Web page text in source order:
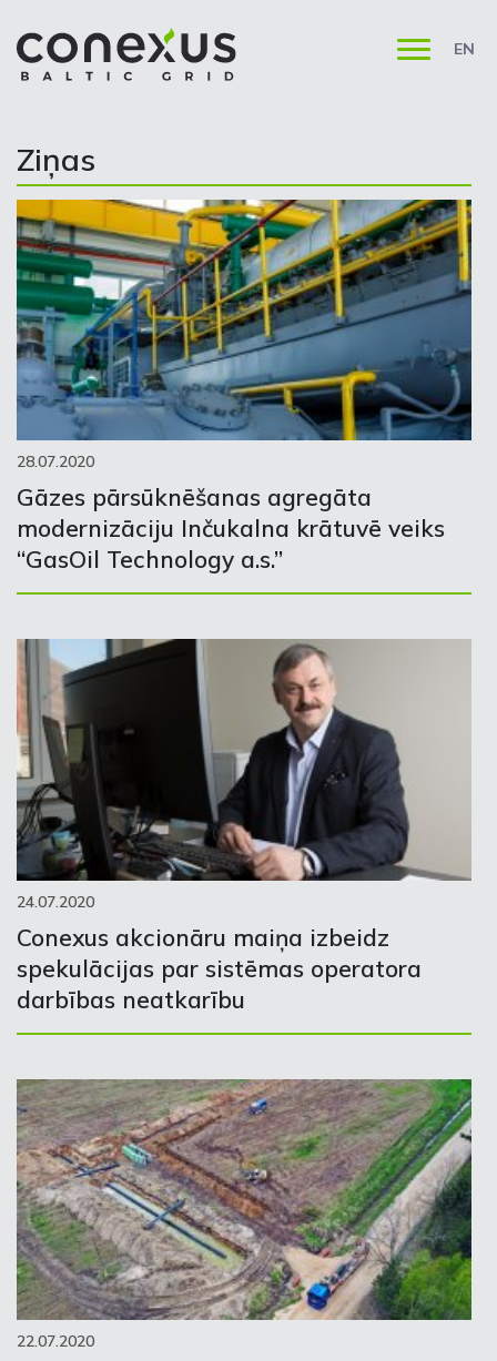
EN
Ziņas
28.07.2020
Gāzes pārsūknēšanas agregāta
modernizāciju Inčukalna krātuvē veiks
“GasOil Technology a.s.”
24.07.2020
Conexus akcionāru maiņa izbeidz
spekulācijas par sistēmas operatora
darbības neatkarību
22.07.2020